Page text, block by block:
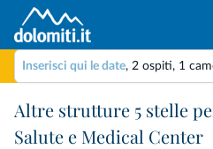
Inserisci qui le date, 2 ospiti, 1
Altre strutture 5 stelle
Salute e Medical Center